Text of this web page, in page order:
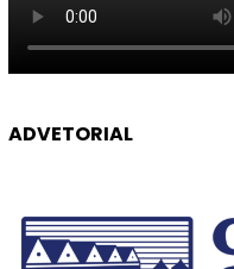
ADVETORIAL